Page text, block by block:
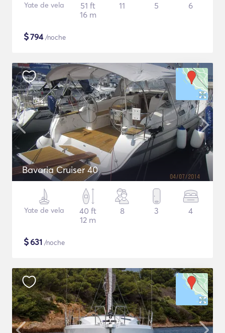
Yate de vela
51 ft
16 m
11 5 6
$794/noche
Bavaria Cruiser 40
Yate de vela
40 ft
12 m
8 3 4
$631 /noche